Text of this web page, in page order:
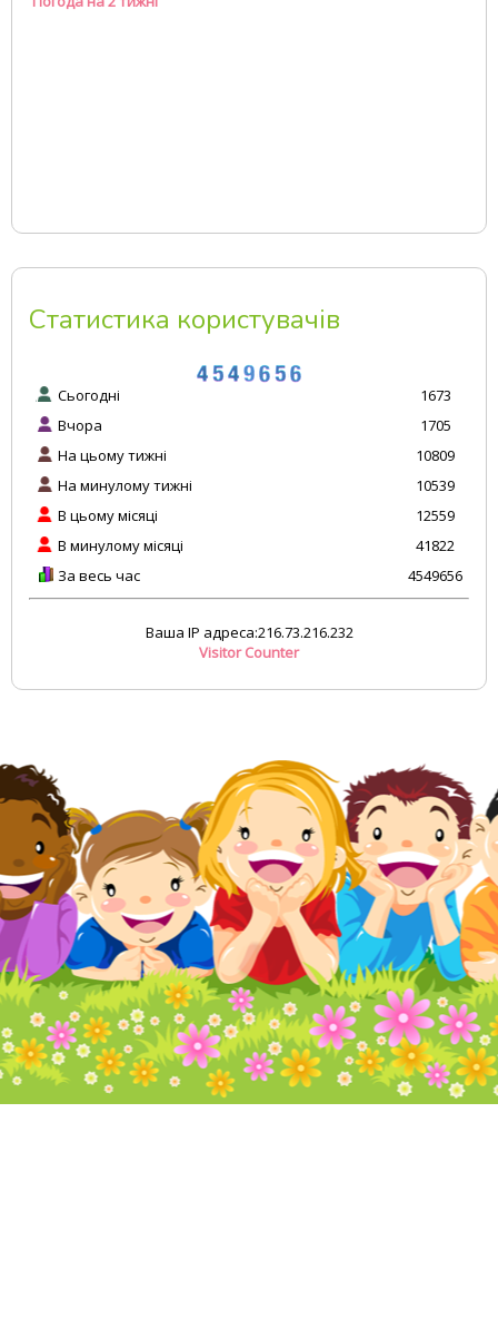
Статистика користувачів
Сьогодні
Вчора
На цьому тижні
На минулому тижні
В цьому місяці
В минулому місяці
За весь час
1673
1705
10809
10539
12559
41822
4549656
Ваша IP адреса:216.73.216.232
Visitor Counter